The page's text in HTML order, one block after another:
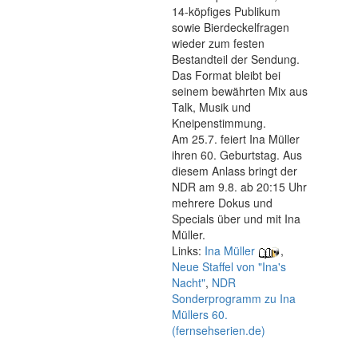
14-köpfiges Publikum
sowie Bierdeckelfragen
wieder zum festen
Bestandteil der Sendung.
Das Format bleibt bei
seinem bewährten Mix aus
Talk, Musik und
Kneipenstimmung.
Am 25.7. feiert Ina Müller
ihren 60. Geburtstag. Aus
diesem Anlass bringt der
NDR am 9.8. ab 20:15 Uhr
mehrere Dokus und
Specials über und mit Ina
Müller.
Links: Ina Müller
,
Neue Staffel von "Ina's
Nacht", NDR
Sonderprogramm zu Ina
Müllers 60.
(fernsehserien.de)